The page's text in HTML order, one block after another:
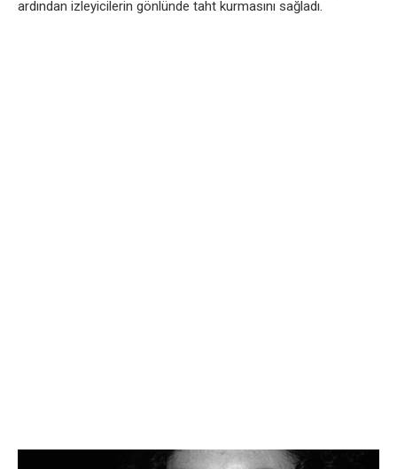
ardından izleyicilerin gönlünde taht kurmasını sağladı.